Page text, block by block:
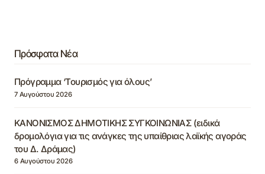
Πρόσφατα Νέα
Πρόγραμμα ‘Τουρισμός για όλους’
7 Αυγούστου 2026
ΚΑΝΟΝΙΣΜΟΣ ΔΗΜΟΤΙΚΗΣ ΣΥΓΚΟΙΝΩΝΙΑΣ (ειδικά
δρομολόγια για τις ανάγκες της υπαίθριας λαϊκής αγοράς
του Δ. Δράμας)
6 Αυγούστου 2026